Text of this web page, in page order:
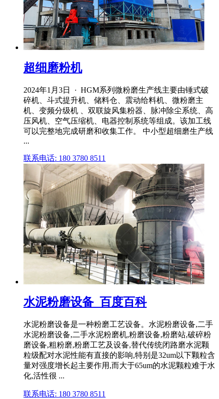
超细磨粉机
2024年1月3日 · HGM系列微粉磨生产线主要由锤式破
碎机、斗式提升机、储料仓、震动给料机、微粉磨主
机、变频分级机 、双联旋风集粉器、脉冲除尘系统、高
压风机、空气压缩机、电器控制系统等组成。该加工线
可以完整地完成研磨和收集工作。 中小型超细磨生产线
...
联系电话: 180 3780 8511
水泥粉磨设备_百度百科
水泥粉磨设备是一种粉磨工艺设备。水泥粉磨设备,二手
水泥粉磨设备,二手水泥粉磨机,粉磨设备,粉磨站,破碎粉
磨设备,粗粉磨,粉磨工艺及设备,替代传统闭路磨水泥颗
粒级配对水泥性能有直接的影响,特别是32um以下颗粒含
量对强度增长起主要作用,而大于65um的水泥颗粒难于水
化,活性很 ...
联系电话: 180 3780 8511